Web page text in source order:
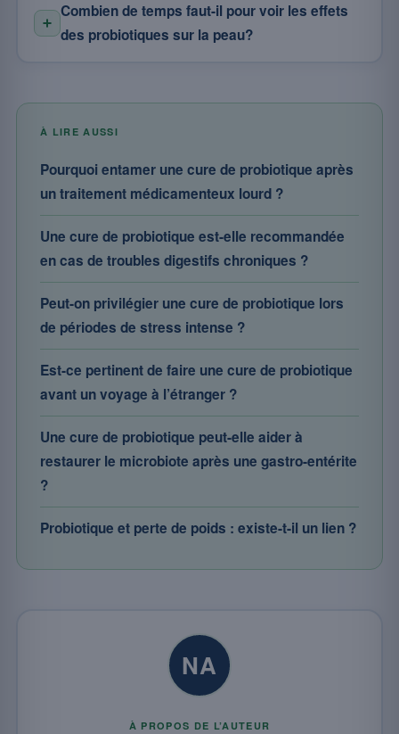
Combien de temps faut-il pour voir les effets
des probiotiques sur la peau?
À LIRE AUSSI
Pourquoi entamer une cure de probiotique après
un traitement médicamenteux lourd ?
Une cure de probiotique est-elle recommandée
en cas de troubles digestifs chroniques ?
Peut-on privilégier une cure de probiotique lors
de périodes de stress intense ?
Est-ce pertinent de faire une cure de probiotique
avant un voyage à l’étranger ?
Une cure de probiotique peut-elle aider à
restaurer le microbiote après une gastro-entérite
?
Probiotique et perte de poids : existe-t-il un lien ?
NA
À PROPOS DE L’AUTEUR